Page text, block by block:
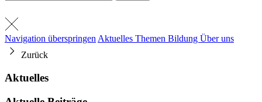
Navigation überspringen Aktuelles Themen Bildung Über uns
Zurück
Aktuelles